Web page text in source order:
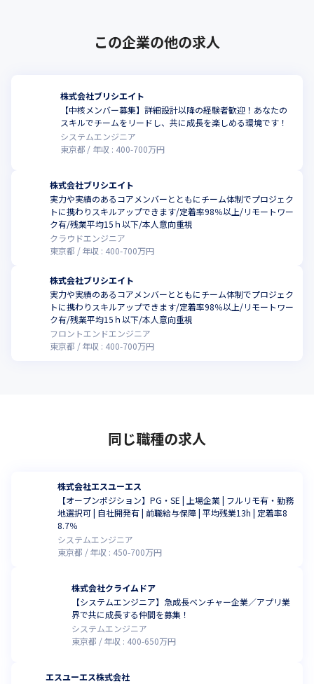
この企業の他の求人
株式会社ブリシエイト
【中核メンバー募集】詳細設計以降の経験者歓迎！あなたの
スキルでチームをリードし、共に成長を楽しめる環境です！
システムエンジニア
東京都
年収 : 400-700万円
株式会社ブリシエイト
実⼒や実績のあるコアメンバーとともにチーム体制でプロジェク
トに携わりスキルアップできます/定着率98％以上/リモートワー
ク有/残業平均15ｈ以下/本人意向重視
クラウドエンジニア
東京都
年収 : 400-700万円
株式会社ブリシエイト
実⼒や実績のあるコアメンバーとともにチーム体制でプロジェク
トに携わりスキルアップできます/定着率98％以上/リモートワー
ク有/残業平均15ｈ以下/本人意向重視
フロントエンドエンジニア
東京都
年収 : 400-700万円
同じ職種の求人
株式会社エスユーエス
【オープンポジション】PG・SE | 上場企業 | フルリモ有・勤務
地選択可 | 自社開発有 | 前職給与保障 | 平均残業13h | 定着率8
8.7％
システムエンジニア
東京都
年収 : 450-700万円
株式会社クライムドア
【システムエンジニア】急成長ベンチャー企業／アプリ業
界で共に成長する仲間を募集！
システムエンジニア
東京都
年収 : 400-650万円
エスユーエス株式会社